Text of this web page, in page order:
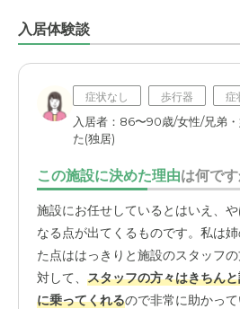
入居体験談
症状なし 歩行器 症
入居者：86〜90歳/女性/兄弟
た(独居)
この施設に決めた理由は何です
施設にお任せしているとはいえ、
なる点が出てくるものです。私は
た点ははっきりと施設のスタッフ
対して、 スタッフの方々はきちん
に乗ってくれるので非常に助かっ